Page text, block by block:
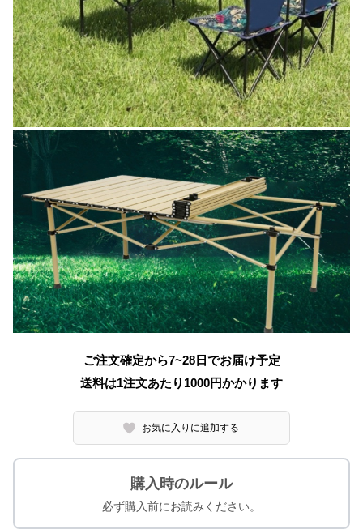
ご注文確定から7~28日でお届け予定
送料は1注文あたり 1000円かかります
お気に入りに追加する
購入時のルール
必ず購入前にお読みください。